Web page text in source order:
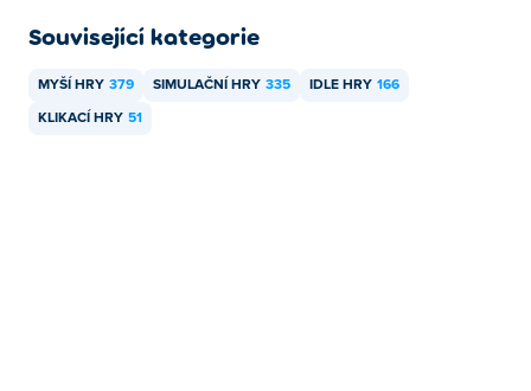
Související kategorie
MYŠÍ HRY 379 SIMULAČNÍ HRY 335 IDLE HRY 166
KLIKACÍ HRY 51